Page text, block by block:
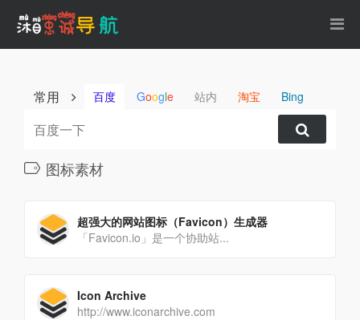
常用 百度 Google 站内 淘宝 Bing
图标素材
超强大的网站图标（Favicon）生成器
「Favicon.io」是一个协助站...
Icon Archive
http://www.iconarchive.com